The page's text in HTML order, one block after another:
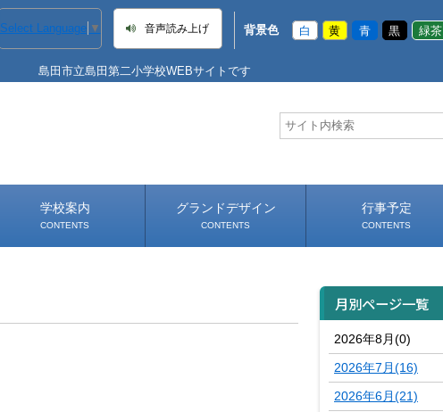
Select Language ▼ 音声読み上げ 背景色 白 黄 青 黒 緑茶
島田市立島田第二小学校WEBサイトです
学校案内
CONTENTS
グランドデザイン
CONTENTS
行事予定
CONTENTS
月別ページ一覧
2026年8月(0)
2026年7月(16)
2026年6月(21)